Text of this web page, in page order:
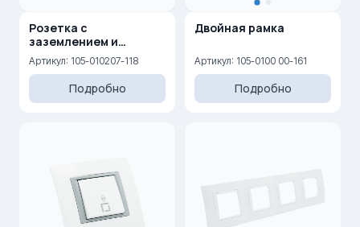
Розетка с
заземлением и
крышкой 16A, 250 V
Артикул: 105-010207-118
Подробно
Двойная рамка
Артикул: 105-0100 00-161
Подробно